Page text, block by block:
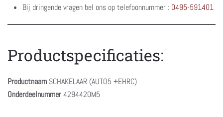
Bij dringende vragen bel ons op telefoonnummer : 0495-591401
Productspecificaties:
Productnaam SCHAKELAAR (AUTO5 +EHRC)
Onderdeelnummer4294420M5